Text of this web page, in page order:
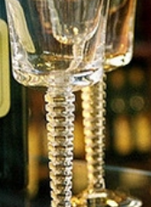
Cách phục vụ và thưởng
thức rượu Whisky chuẩn
nhất thế giới
20/06/2019